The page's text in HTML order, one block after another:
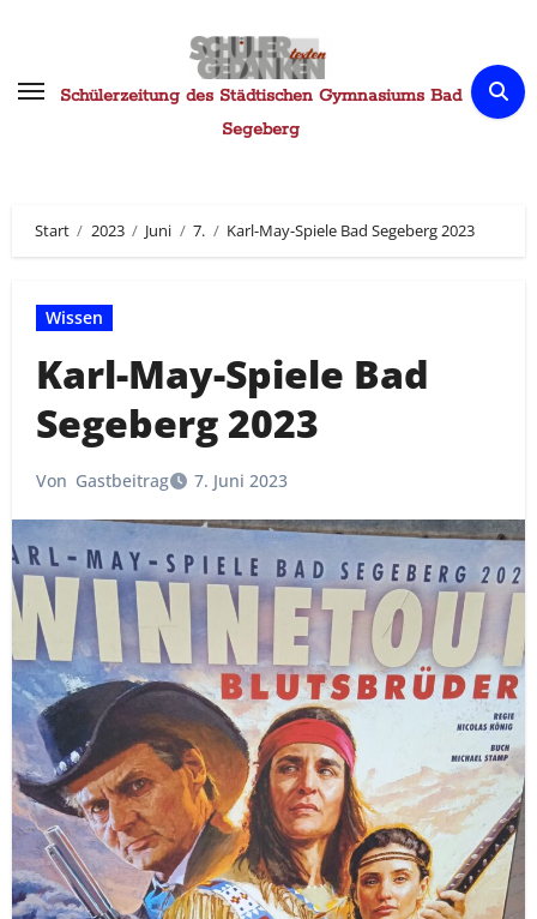
springenSchülerzeitung des Städtischen Gymnasiums Bad
Segeberg
Start 2023 Juni 7. Karl-May-Spiele Bad Segeberg 2023
Wissen
Karl-May-Spiele Bad
Segeberg 2023
Von Gastbeitrag 7. Juni 2023